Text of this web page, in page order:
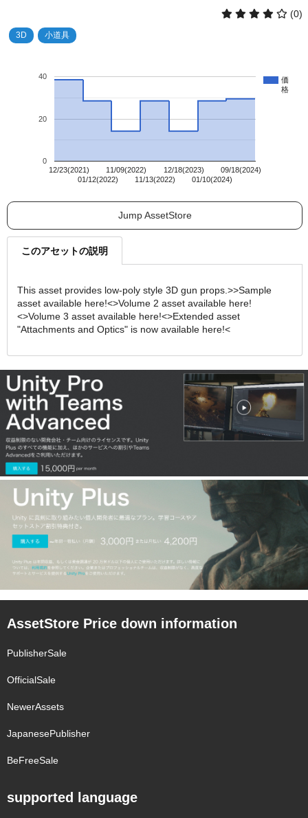
(0)
3D 小道具
価
格
12/23(2021)
01/12(2022)
11/09(2022)
11/13(2022)
12/18(2023)
01/10(2024)
09/18(2024)
0
20
40
Jump AssetStore
このアセットの説明
This asset provides low-poly style 3D gun props.>>Sample
asset available here!<>Volume 2 asset available here!
<>Volume 3 asset available here!<>Extended asset
"Attachments and Optics" is now available here!<
AssetStore Price down information
PublisherSale
OfficialSale
NewerAssets
JapanesePublisher
BeFreeSale
supported language